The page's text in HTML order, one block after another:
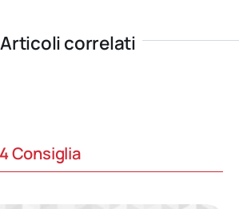
Articoli correlati
Consiglia